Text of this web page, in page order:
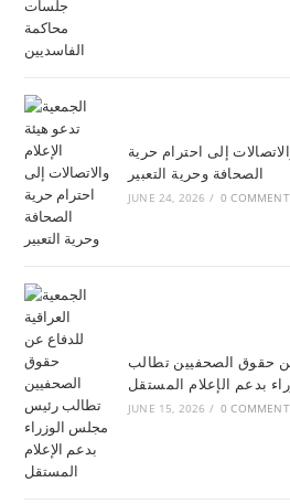
إلى احترام حرية
الصحافة وحرية التعبير
JUNE 24, 2026 / 0
عن حقوق الصحفيين تطالب
بدعم الإعلام المستقل
JUNE 15, 2026 / 0